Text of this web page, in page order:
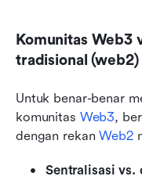
Komunitas Web3
tradisional (web2)
Untuk benar-benar
komunitas Web3,
dengan rekan Web2
Sentralisasi vs.